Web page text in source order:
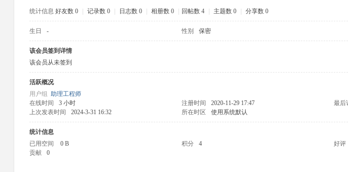
统计信息 好友数 0 记录数 0 日志数 0 相册数 0 回帖数 4 主题数 0 分享数 0
生日 - 性别 保密
该会员签到详情
该会员从未签到
活跃概况
用户组 助理工程师
在线时间
3 小时 注册时间 2020-11-29 17:47 最后
上次发表时间
2024-3-31 16:32 所在时区 使用系统默认
统计信息
已用空间
0 B 积分 4 好评
贡献
0